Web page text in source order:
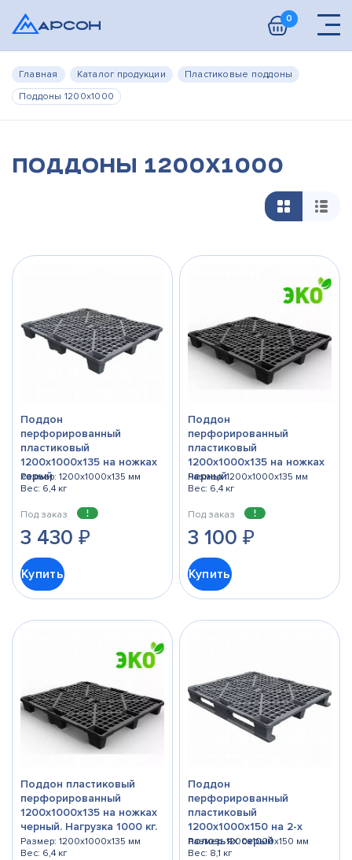
0
Главная Каталог продукции
Пластиковые поддоны
Поддоны 1200х1000
Поддоны 1200х1000
Поддон
перфорированный
пластиковый
1200х1000х135 на ножках
серый
Размер: 1200x1000x135 мм
Вес: 6,4 кг
Под заказ
3 430₽
Купить
Поддон
перфорированный
пластиковый
1200х1000х135 на ножках
черный
Размер: 1200x1000x135 мм
Вес: 6,4 кг
Под заказ
3 100 ₽
Купить
Поддон пластиковый
перфорированный
1200х1000х135 на ножках
черный. Нагрузка 1000 кг.
Размер: 1200x1000x135 мм
Вес: 6,4 кг
Поддон
перфорированный
пластиковый
1200х1000x150 на 2-х
полозьях серый
Размер: 1200x1000x150 мм
Вес: 8,1 кг